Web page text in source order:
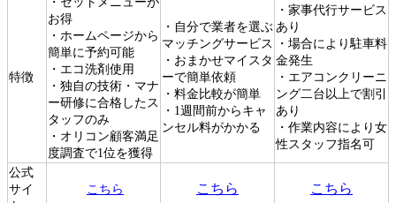
特徴
お得
・ホームページから
簡単に予約可能
・エコ洗剤使用
・独自の技術・マナ
ー研修に合格したス
タッフのみ
・オリコン顧客満足
度調査で1位を獲得
・自分で業者を選ぶ
マッチングサービス
・おまかせマイスタ
ーで簡単依頼
・料金比較が簡単
・1週間前からキャ
ンセル料がかかる
・家事代行サービス
あり
・場合により駐車料
金発生
・エアコンクリーニ
ング二台以上で割引
あり
・作業内容により女
性スタッフ指名可
公式
サイ
こちら こちら こちら